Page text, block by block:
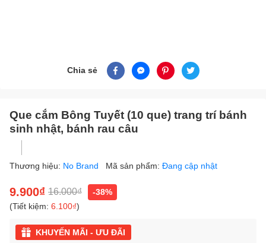
Chia sẻ
Que cắm Bông Tuyết (10 que) trang trí bánh
sinh nhật, bánh rau câu
Thương hiệu: No Brand Mã sản phẩm: Đang cập nhật
9.900₫ 16.000₫
-38%
(Tiết kiệm: 6.100₫)
KHUYẾN MÃI - ƯU ĐÃI